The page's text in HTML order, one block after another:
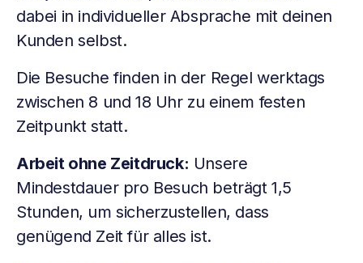
dabei in individueller Absprache mit deinen
Kunden selbst.
Die Besuche finden in der Regel werktags
zwischen 8 und 18 Uhr zu einem festen
Zeitpunkt statt.
Arbeit ohne Zeitdruck: Unsere
Mindestdauer pro Besuch beträgt 1,5
Stunden, um sicherzustellen, dass
genügend Zeit für alles ist.